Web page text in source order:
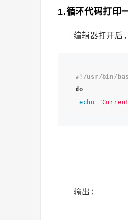
1.循环代码打印
编辑器打开后
#!/usr/bin/
do
echo
输出：